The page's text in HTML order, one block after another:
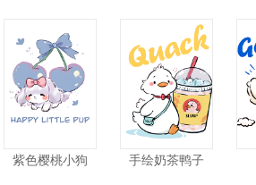
紫色樱桃小狗 手绘奶茶鸭子